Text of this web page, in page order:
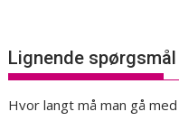
Lignende spørgsmål
Hvor langt må man gå med